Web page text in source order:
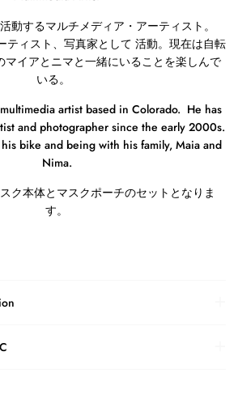
動するマルチメディア・アーティスト。
ティスト、写真家として 活動。現在は自転
マイアとニマと一緒にいることを楽しんで
いる。
artist based in Colorado. He has
and photographer since the early 2000s.
bike and being with his family, Maia and
Nima.
ク本体とマスクポーチのセットとなりま
す。